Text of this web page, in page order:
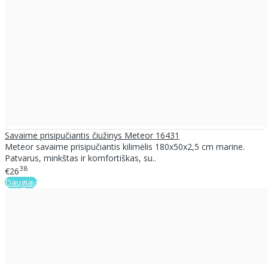
Savaime prisipučiantis čiužinys Meteor 16431
Meteor savaime prisipučiantis kilimėlis 180x50x2,5 cm marine.
Patvarus, minkštas ir komfortiškas, su..
€2638
Daugiau